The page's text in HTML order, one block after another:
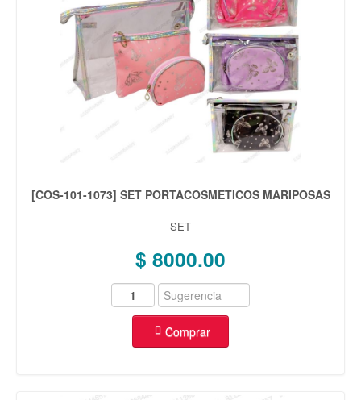
[COS-101-1073] SET PORTACOSMETICOS MARIPOSAS
SET
$ 8000.00
Comprar